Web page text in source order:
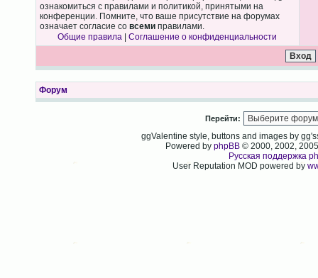
ознакомиться с правилами и политикой, принятыми на
конференции. Помните, что ваше присутствие на форумах
означает согласие со всемиправилами.
Общие правила
Соглашение о конфиденциальности
Форум
Перейти:
ggValentine style, buttons and images by
Powered byphpBB © 2000, 2002,
Русская поддержка
User Reputation MOD powered by